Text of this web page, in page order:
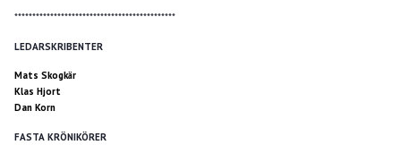
*********************************************
LEDARSKRIBENTER
Mats Skogkär
Klas Hjort
Dan Korn
FASTA KRÖNIKÖRER